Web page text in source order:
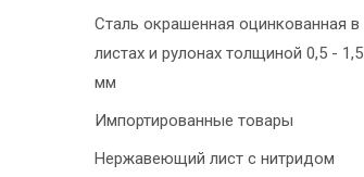
Сталь окрашенная оцинкованная в
листах и рулонах толщиной 0,5 - 1,5
мм
Импортированные товары
Нержавеющий лист с нитридом